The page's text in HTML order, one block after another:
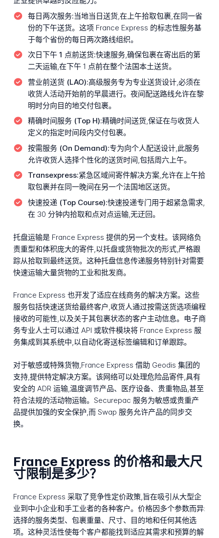
每日两次服务:当地当日送货,在上午拾取包裹,在同一省
份的下午送货。这项 France Express 的标志性服务基
于每个省份的每日两次路线组织。
次日下午 1 点前送货:快速服务,确保包裹在寄出后的第
二天运输,在下午 1 点前在整个法国本土送货。
营业前送货 (LAO):高级服务专为专业送货设计,必须在
收货人活动开始前的早晨进行。夜间配送路线允许在黎
明时分向目的地交付包裹。
精确时间服务 (Top H):精确时间送货,保证在与收货人
定义的指定时间段内交付包裹。
按需服务 (On Demand):专为向个人配送设计,此服务
允许收货人选择个性化的送货时间,包括周六上午。
Transexpress:紧急区域间寄件解决方案,允许在上午拾
取包裹并在同一晚间在另一个法国地区送货。
快速投递 (Top Course):快速投递专门用于超紧急需求,
在 30 分钟内拾取和点对点运输,无迂回。
托盘运输是 France Express 提供的另一个支柱。该网络负
责重型和体积庞大的寄件,以托盘或货物批次的形式,严格跟
踪从拾取到最终送货。这种托盘信息传递服务特别针对需要
快速运输大量货物的工业和批发商。
France Express 也开发了适应在线商务的解决方案。这些
服务包括快速送货给最终客户,收货人通过按需送货选项编程
接收的可能性,以及关于其包裹状态的客户主动信息。电子商
务专业人士可以通过 API 或软件模块将 France Express 服
务集成到其系统中,以自动化寄送标签编辑和订单跟踪。
对于敏感或特殊货物,France Express 借助 Geodis 集团的
支持,提供特定解决方案。该网络可以处理危险品寄件,具有
安全的 ADR 运输,温度调节产品、医疗设备、贵重物品,甚至
符合法规的活动物运输。Securepac 服务为敏感或贵重产
品提供加强的安全保护,而 Swap 服务允许产品的同步交
换。
France Express 的价格和最大尺
寸限制是多少？
France Express 采取了竞争性定价政策,旨在吸引从大型企
业到中小企业和手工业者的各种客户。价格因多个参数而异:
选择的服务类型、包裹重量、尺寸、目的地和任何其他选
项。这种灵活性使每个客户都能找到适应其需求和预算的解